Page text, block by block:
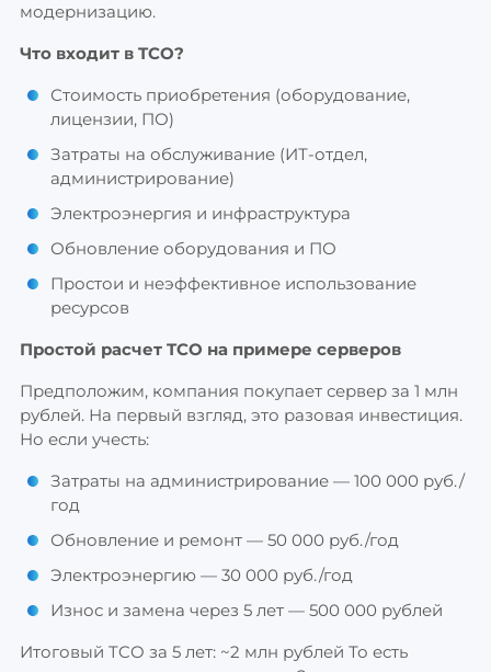
модернизацию.
Что входит в TCO?
Стоимость приобретения (оборудование,
лицензии, ПО)
Затраты на обслуживание (ИТ-отдел,
администрирование)
Электроэнергия и инфраструктура
Обновление оборудования и ПО
Простои и неэффективное использование
ресурсов
Простой расчет TCO на примере серверов
Предположим, компания покупает сервер за 1 млн
рублей. На первый взгляд, это разовая инвестиция.
Но если учесть:
Затраты на администрирование — 100 000 руб./
год
Обновление и ремонт — 50 000 руб./год
Электроэнергию — 30 000 руб./год
Износ и замена через 5 лет — 500 000 рублей
Итоговый TCO за 5 лет: ~2 млн рублей То есть